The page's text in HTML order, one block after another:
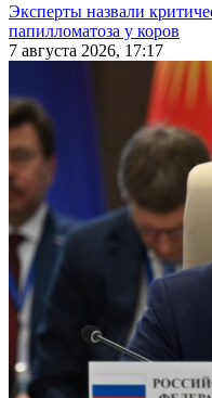
Эксперты назвали
папилломатоза у коров
7 августа 2026, 17:17